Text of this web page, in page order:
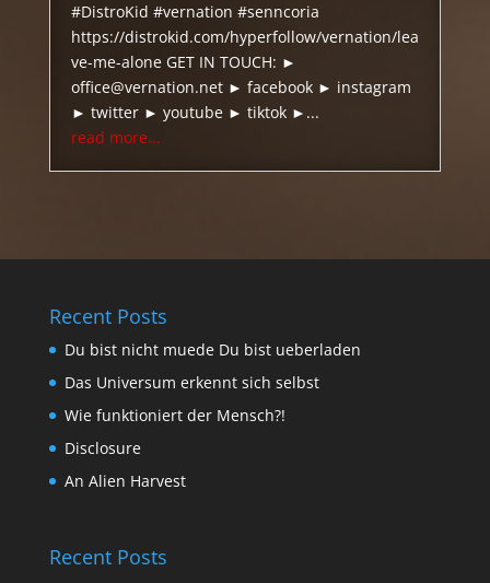
#DistroKid #vernation #senncoria
https://distrokid.com/hyperfollow/vernation/lea
ve-me-alone GET IN TOUCH: ►
office@vernation.net ► facebook ► instagram
► twitter ► youtube ► tiktok ►...
read more...
Recent Posts
Du bist nicht muede Du bist ueberladen
Das Universum erkennt sich selbst
Wie funktioniert der Mensch?!
Disclosure
An Alien Harvest
Recent Posts